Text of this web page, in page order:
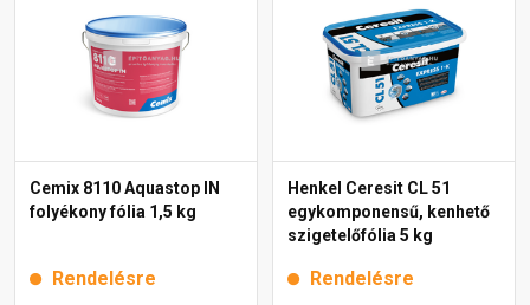
Cemix 8110 Aquastop IN
folyékony fólia 1,5 kg
Rendelésre
Henkel Ceresit CL 51
egykomponensű, kenhető
szigetelőfólia 5 kg
Rendelésre